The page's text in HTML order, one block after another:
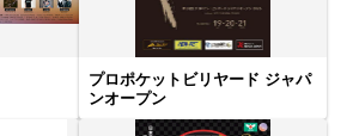
プロポケットビリヤード ジャパ
ンオープン